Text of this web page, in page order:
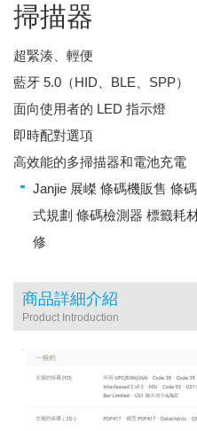
掃描器
超緊湊、輕便
藍牙 5.0（HID、BLE、SPP）
面向使用者的 LED 指示燈
即時配對選項
高效能的多掃描器和電池充電
Janjie 展嵥 條碼機販售 條
式規劃 條碼檢測器 標籤耗
修
商品詳細介紹
Product Introduction